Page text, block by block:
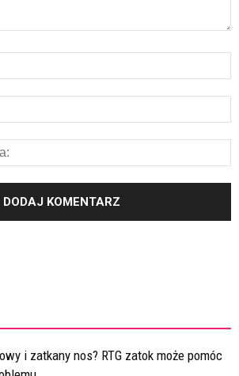
i zatkany nos? RTG zatok może pomóc